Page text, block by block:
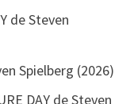
de Steven
Spielberg (2026)
DAY de Steven